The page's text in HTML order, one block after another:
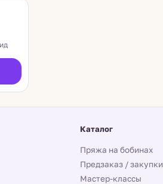
Каталог
Пряжа на бобинах
Предзаказ / закупки
Мастер-классы